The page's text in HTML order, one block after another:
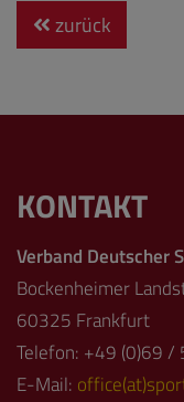
zurück
KONTAKT
Verband Deutscher
Bockenheimer
60325 Frankfurt
Telefon: +49 (0)69
E-Mail: